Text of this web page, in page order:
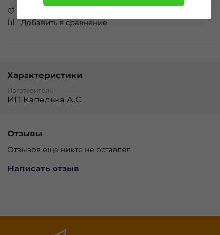
Добавить в сравнение
Характеристики
Изготовитель
ИП Капелька А.С.
Отзывы
Отзывов еще никто не оставлял
Написать отзыв